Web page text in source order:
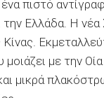
πιστό
Ελλάδα. Η νέα
μοιάζει με την
μικρά